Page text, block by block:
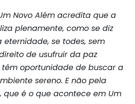
Novo Além acredita que a
plenamente, como se diz
eternidade, se todes, sem
de usufruir da paz
têm oportunidade de buscar a
sereno. E não pela
que é o que acontece em Um